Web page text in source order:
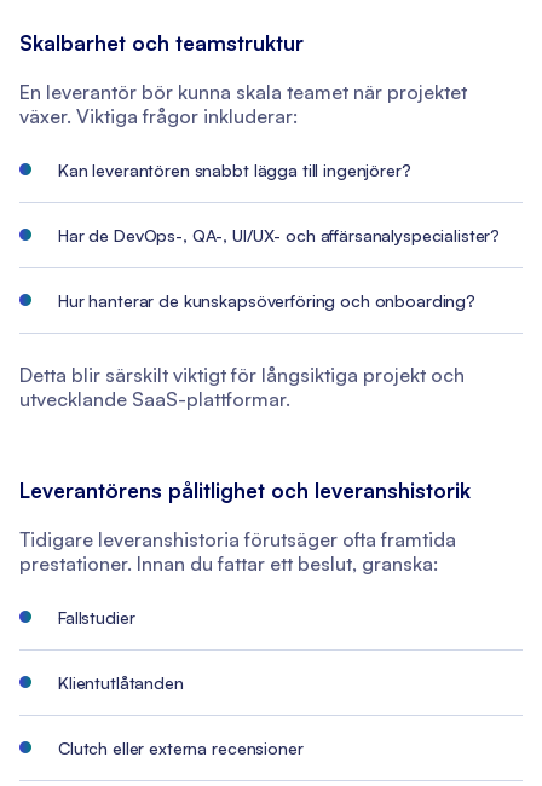
Skalbarhet och teamstruktur
En leverantör bör kunna skala teamet när projektet
växer. Viktiga frågor inkluderar:
Kan leverantören snabbt lägga till ingenjörer?
Har de DevOps-, QA-, UI/UX- och affärsanalyspecialister?
Hur hanterar de kunskapsöverföring och onboarding?
Detta blir särskilt viktigt för långsiktiga projekt och
utvecklande SaaS-plattformar.
Leverantörens pålitlighet och leveranshistorik
Tidigare leveranshistoria förutsäger ofta framtida
prestationer. Innan du fattar ett beslut, granska:
Fallstudier
Klientutlåtanden
Clutch eller externa recensioner